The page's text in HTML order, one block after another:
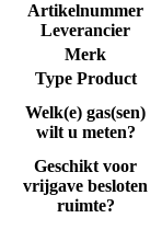
Artikelnummer
Leverancier
Merk
Type Product
Welk(e) gas(sen)
wilt u meten?
Geschikt voor
vrijgave besloten
ruimte?